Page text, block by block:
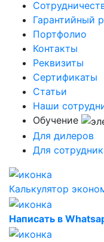
Гарантийный
Портфолио
Контакты
Реквизиты
Сертификаты
Статьи
Наши
Обучение
Для дилеров
Для
Калькулятор
Написать в